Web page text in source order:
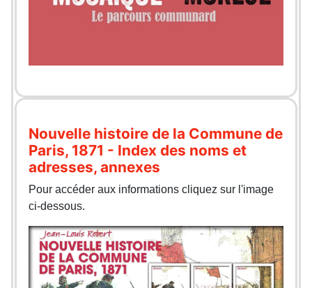
Nouvelle histoire de la Commune de
Paris, 1871 - Index des noms et
adresses, annexes
Pour accéder aux informations cliquez sur l'image
ci-dessous.